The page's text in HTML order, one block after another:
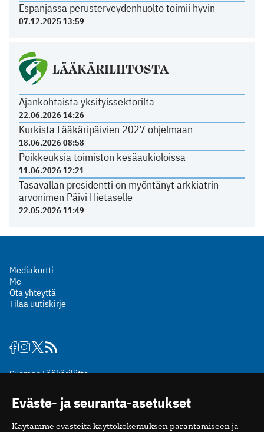
Espanjassa perusterveydenhuolto toimii hyvin
07.12.2025 13:59
LÄÄKÄRILIITOSTA
Ajankohtaista yksityissektorilta
22.06.2026 14:26
Kurkista Lääkäripäivien 2027 ohjelmaan
18.06.2026 08:58
Poikkeuksia toimiston kesäaukioloissa
11.06.2026 12:21
Tasavallan presidentti on myöntänyt arkkiatrin
arvonimen Päivi Hietaselle
22.05.2026 11:49
Mediakortti
Me
Ota yhteyttä
Tilaa uutiskirje
Suomen Lääkäriliitto
00510 Helsinki
puh. (09) 393 091
toimitus@potilaanlaakarilehti.fi
Eväste- ja seuranta-asetukset
Käytämme evästeitä käyttökokemuksen parantamiseen ja